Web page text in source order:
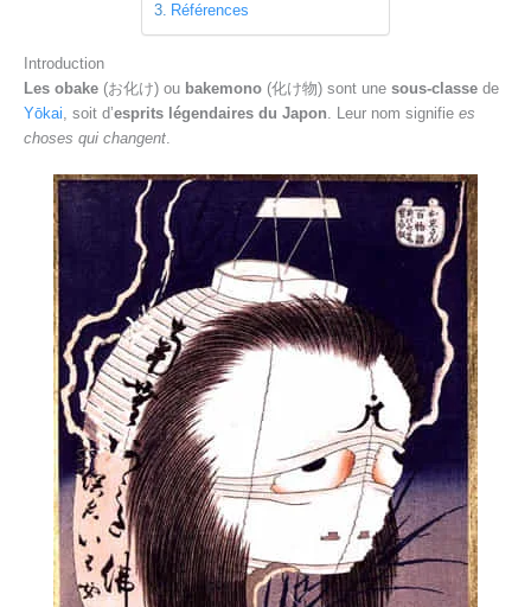
Références
Introduction
Les obake (お化け) ou bakemono (化け物) sont une sous-classe de
Yōkai , soit d’esprits légendaires du Japon . Leur nom signifie es
choses qui changent